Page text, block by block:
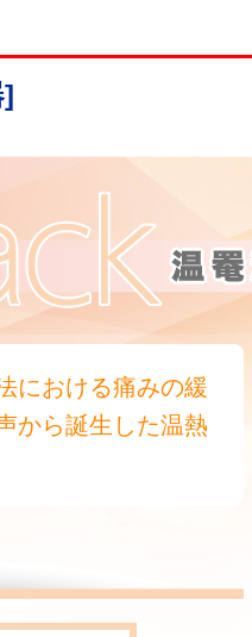
における痛みの緩
から誕生した温熱